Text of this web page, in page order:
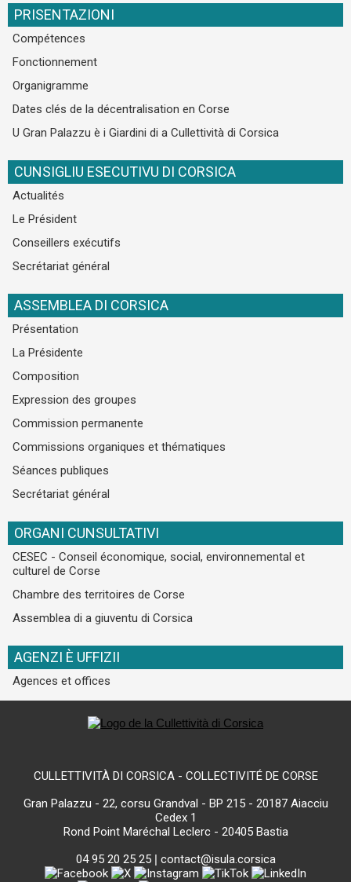
PRISENTAZIONI
Compétences
Fonctionnement
Organigramme
Dates clés de la décentralisation en Corse
U Gran Palazzu è i Giardini di a Cullettività di Corsica
CUNSIGLIU ESECUTIVU DI CORSICA
Actualités
Le Président
Conseillers exécutifs
Secrétariat général
ASSEMBLEA DI CORSICA
Présentation
La Présidente
Composition
Expression des groupes
Commission permanente
Commissions organiques et thématiques
Séances publiques
Secrétariat général
ORGANI CUNSULTATIVI
CESEC - Conseil économique, social, environnemental et
culturel de Corse
Chambre des territoires de Corse
Assemblea di a giuventu di Corsica
AGENZI È UFFIZII
Agences et offices
CULLETTIVITÀ DI CORSICA - COLLECTIVITÉ DE CORSE
Gran Palazzu - 22, corsu Grandval - BP 215 - 20187 Aiacciu
Cedex 1
Rond Point Maréchal Leclerc - 20405 Bastia
04 95 20 25 25| contact@isula.corsica